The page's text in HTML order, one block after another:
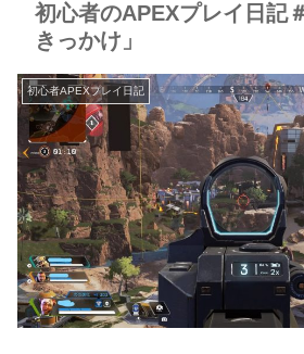
初心者のAPEXプレイ日記
きっかけ」
初心者APEXプレイ日記